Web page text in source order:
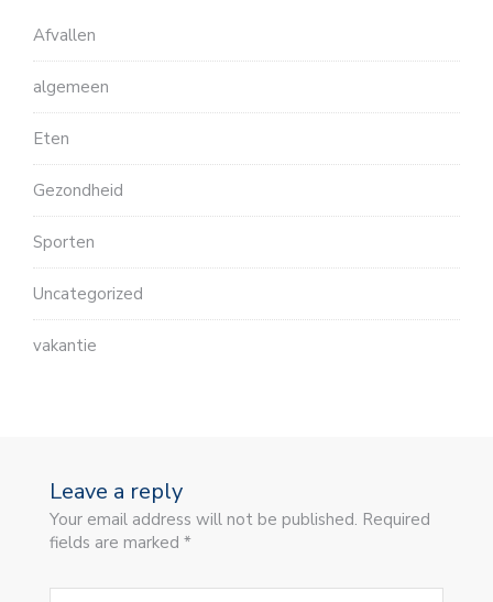
Afvallen
algemeen
Eten
Gezondheid
Sporten
Uncategorized
vakantie
Leave a reply
Your email address will not be published. Required
fields are marked *